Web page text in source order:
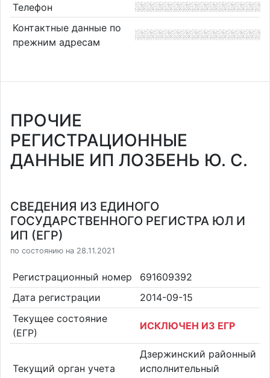
Телефон
Контактные данные по
прежним адресам
ПРОЧИЕ
РЕГИСТРАЦИОННЫЕ
ДАННЫЕ ИП ЛОЗБЕНЬ Ю. С.
СВЕДЕНИЯ ИЗ ЕДИНОГО
ГОСУДАРСТВЕННОГО РЕГИСТРА ЮЛ И
ИП (ЕГР)
по состоянию на 28.11.2021
Регистрационный номер
691609392
Дата регистрации
2014-09-15
Текущее состояние
(ЕГР)
ИСКЛЮЧЕН ИЗ ЕГР
Текущий орган учета
Дзержинский районный
исполнительный